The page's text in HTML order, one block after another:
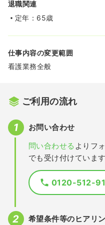
退職関連
定年：65歳
仕事内容の変更範囲
看護業務全般
ご利用の流れ
お問い合わせ
問い合わせる よりフ
でも受け付けています
0120-512-
希望条件等のヒアリ